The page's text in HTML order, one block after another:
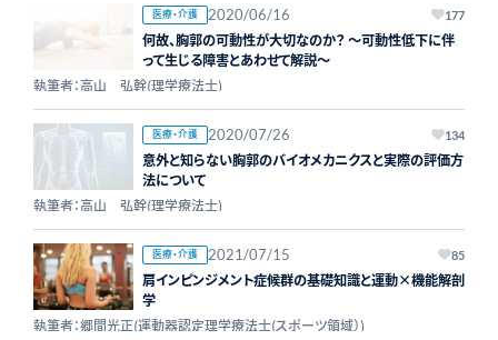
医療・介護 2020/06/16 177
何故、胸郭の可動性が大切なのか？ ～可動性低下に伴
って生じる障害とあわせて解説～
執筆者：高山 弘幹(理学療法士)
医療・介護 2020/07/26 134
意外と知らない胸郭のバイオメカニクスと実際の評価方
法について
執筆者：高山 弘幹(理学療法士)
医療・介護 2021/07/15 85
肩インピンジメント症候群の基礎知識と運動×機能解剖
学
執筆者：郷間光正(運動器認定理学療法士(スポーツ領域）)